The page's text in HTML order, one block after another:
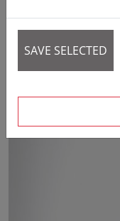
SAVE SELECTED